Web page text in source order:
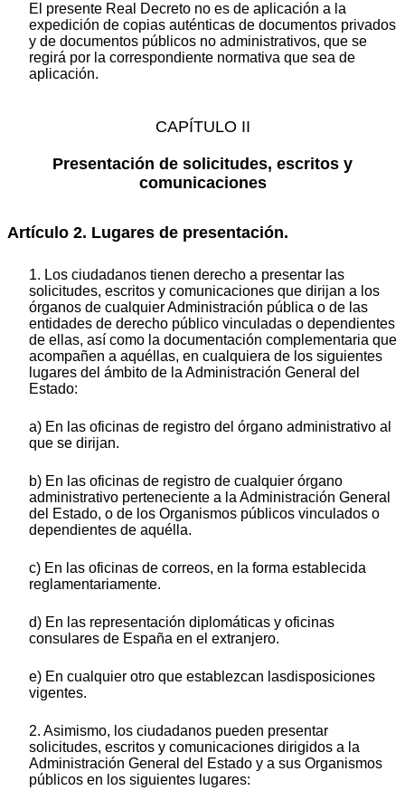
El presente Real Decreto no es de aplicación a la
expedición de copias auténticas de documentos privados
y de documentos públicos no administrativos, que se
regirá por la correspondiente normativa que sea de
aplicación.
CAPÍTULO II
Presentación de solicitudes, escritos y
comunicaciones
Artículo 2. Lugares de presentación.
1. Los ciudadanos tienen derecho a presentar las
solicitudes, escritos y comunicaciones que dirijan a los
órganos de cualquier Administración pública o de las
entidades de derecho público vinculadas o dependientes
de ellas, así como la documentación complementaria que
acompañen a aquéllas, en cualquiera de los siguientes
lugares del ámbito de la Administración General del
Estado:
a) En las oficinas de registro del órgano administrativo al
que se dirijan.
b) En las oficinas de registro de cualquier órgano
administrativo perteneciente a la Administración General
del Estado, o de los Organismos públicos vinculados o
dependientes de aquélla.
c) En las oficinas de correos, en la forma establecida
reglamentariamente.
d) En las representación diplomáticas y oficinas
consulares de España en el extranjero.
e) En cualquier otro que establezcan lasdisposiciones
vigentes.
2. Asimismo, los ciudadanos pueden presentar
solicitudes, escritos y comunicaciones dirigidos a la
Administración General del Estado y a sus Organismos
públicos en los siguientes lugares: